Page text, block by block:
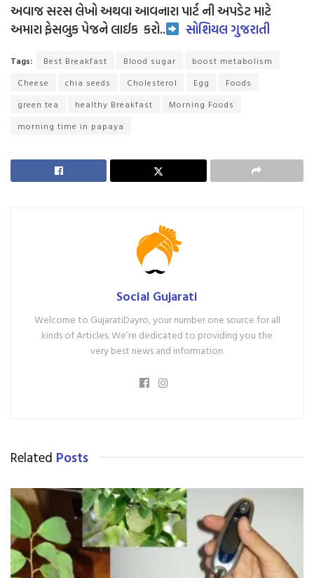
અવાજ સરસ લેખો અથવા આવનારા પાર્ટ ની અપડેટ માટે
અમારા ફેસબુક પેજને લાઈક કરો.. સોશિયલ ગુજરાતી
Tags: Best Breakfast Blood sugar
boost metabolism
Cheese
chia seeds Cholesterol Egg
Foods
green tea
healthy Breakfast
Morning Foods
morning time in papaya
Social Gujarati
Welcome to GujaratiDayro, your number one source for all
kinds of Articles. We’re dedicated to providing you the
very best news and information.
Related Posts